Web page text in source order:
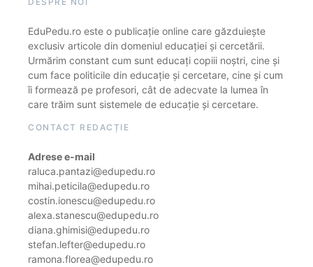
EduPedu.ro este o publicație online care găzduiește
exclusiv articole din domeniul educației și cercetării.
Urmărim constant cum sunt educați copiii noștri, cine și
cum face politicile din educație și cercetare, cine și cum
îi formează pe profesori, cât de adecvate la lumea în
care trăim sunt sistemele de educație și cercetare.
CONTACT REDACȚIE
Adrese e-mail
raluca.pantazi@edupedu.ro
mihai.peticila@edupedu.ro
costin.ionescu@edupedu.ro
alexa.stanescu@edupedu.ro
diana.ghimisi@edupedu.ro
stefan.lefter@edupedu.ro
ramona.florea@edupedu.ro